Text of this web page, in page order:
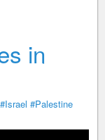
in
#Israel #Palestine